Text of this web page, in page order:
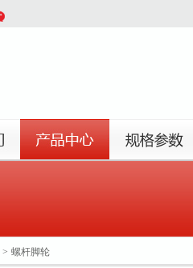
> 螺杆脚轮